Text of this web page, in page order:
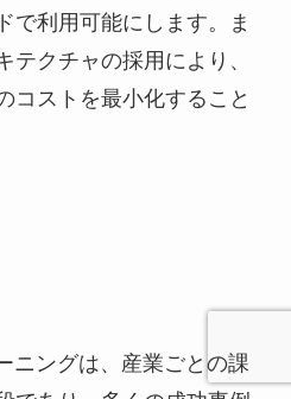
で利用可能にします。ま
テクチャの採用により、
コストを最小化すること
ニングは、産業ごとの課